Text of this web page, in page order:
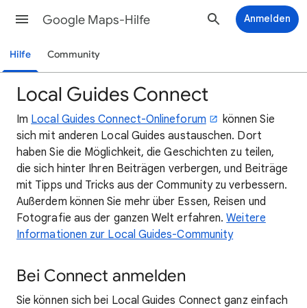
Google Maps-Hilfe Anmelden
Hilfe Community
Local Guides Connect
Im Local Guides Connect-Onlineforum
können Sie
sich mit anderen Local Guides austauschen. Dort
haben Sie die Möglichkeit, die Geschichten zu teilen,
die sich hinter Ihren Beiträgen verbergen, und Beiträge
mit Tipps und Tricks aus der Community zu verbessern.
Außerdem können Sie mehr über Essen, Reisen und
Fotografie aus der ganzen Welt erfahren.Weitere
Informationen zur Local Guides-Community
Bei Connect anmelden
Sie können sich bei Local Guides Connect ganz einfach